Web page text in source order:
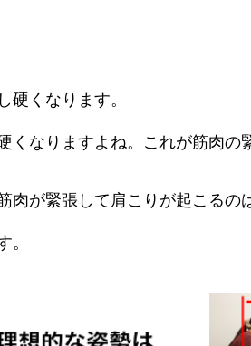
くなります。
くなりますよね。これが筋肉
肉が緊張して肩こりが起こるの